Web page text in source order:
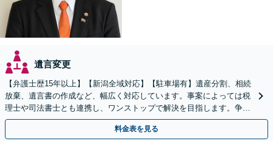
遺言変更
【弁護士歴15年以上】【新潟全域対応】【駐車場有】遺産分割、相続
放棄、遺言書の作成など、幅広く対応しています。事案によっては税
理士や司法書士とも連携し、ワンストップで解決を目指します。争い
を防ぐためにもぜひご相談ください。【分割払い可】
料金表を見る